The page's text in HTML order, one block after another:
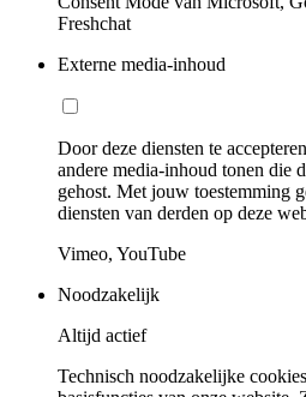
Freshchat
Externe media-inhoud
Door deze diensten te
andere media-inhoud tonen die
gehost. Met jouw toestemming
diensten van derden op deze
Vimeo, YouTube
Noodzakelijk
Altijd actief
Technisch noodzakelijke